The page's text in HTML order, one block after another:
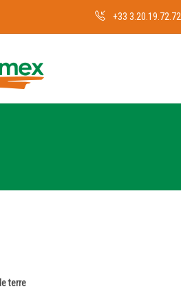
+33 3.20.19.72.72
terre